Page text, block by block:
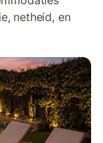
netheid, en